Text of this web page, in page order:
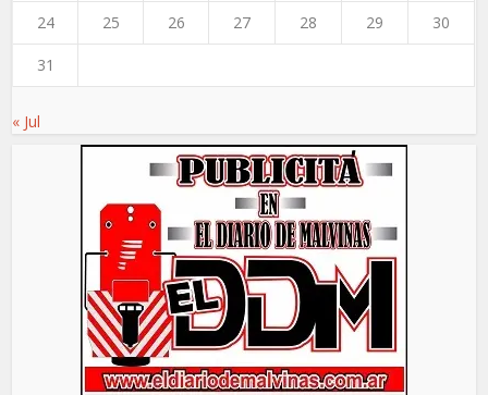
24 25 26 27 28 29 30
31
« Jul